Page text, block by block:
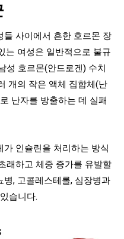
사이에서 흔한 호르몬 장
는 여성은 일반적으로 불규
성 호르몬(안드로겐) 수치
개의 작은 액체 집합체(난
난자를 방출하는 데 실패
인슐린을 처리하는 방식
래하고 체중 증가를 유발할
, 고콜레스테롤, 심장병과
습니다.